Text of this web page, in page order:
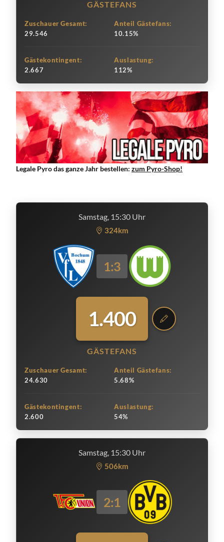
GÄSTEFANS
Zuschauer Gesamt:
29.546
Anteil Gästefans:
10.15%
Gästekontingent:
2.667
Auslastung:
112%
Legale Pyro das ganze Jahr bestellen: zum Pyro-Shop!
Samstag, 15:30 Uhr
324km
1:3
1.400
GÄSTEFANS
Zuschauer Gesamt:
24.630
Anteil Gästefans:
5.68%
Gästekontingent:
2.600
Auslastung:
54%
Samstag, 15:30 Uhr
506km
2:1